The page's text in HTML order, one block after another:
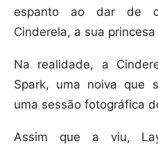
espanto ao dar de
Cinderela, a sua
Na realidade, a
Spark, uma noiva que
uma sessão fotográfica
Assim que a viu,